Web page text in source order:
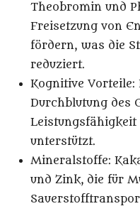
Theobromin und
Freisetzung von
fördern, was die
reduziert.
Kognitive Vorteile:
Durchblutung des
Leistungsfähigkeit
unterstützt.
Mineralstoffe:
und Zink, die für